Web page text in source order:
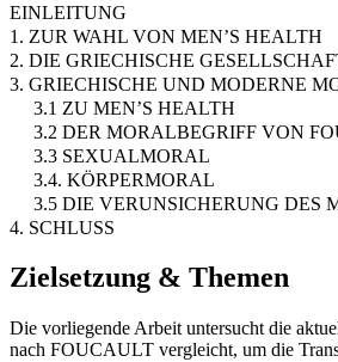
EINLEITUNG
1. ZUR WAHL VON MEN’S HEALTH
2. DIE GRIECHISCHE
3. GRIECHISCHE UND MODERNE
3.1 ZU MEN’S HEALTH
3.2 DER MORALBEGRIFF VON
3.3 SEXUALMORAL
3.4. KÖRPERMORAL
3.5 DIE VERUNSICHERUNG DES
4. SCHLUSS
Zielsetzung & Themen
Die vorliegende Arbeit untersucht die
nach FOUCAULT vergleicht, um die